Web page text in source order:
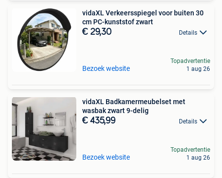
vidaXL Verkeersspiegel voor buiten 30
cm PC-kunststof zwart
€ 29,30 Details
Bezoek website
Topadvertentie
1 aug 26
vidaXL Badkamermeubelset met
wasbak zwart 9-delig
€ 435,99 Details
Bezoek website
Topadvertentie
1 aug 26